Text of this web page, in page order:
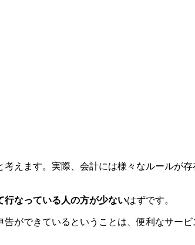
えます。実際、会計には様々なルールが
行なっている人の方が少ないはずです。
ができているということは、便利なサー